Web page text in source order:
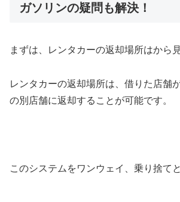
ガソリンの疑問も解決！
まずは、レンタカーの返却場所はから
レンタカーの返却場所は、借りた店舗
の別店舗に返却することが可能です。
このシステムをワンウェイ、乗り捨て